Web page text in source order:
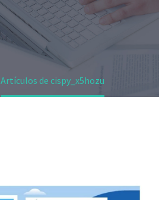
Artículos de cispy_x5hozu